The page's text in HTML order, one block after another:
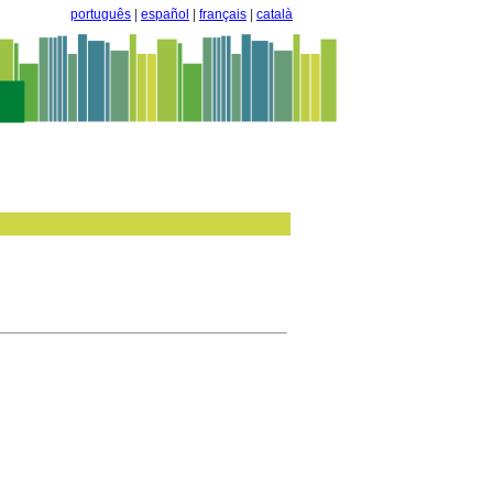
português español français català